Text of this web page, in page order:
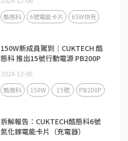
酷態科 6號電能卡片 65W快充
150W新成員駕到｜CUKTECH 酷
態科 推出15號行動電源 PB200P
2024-12-05
酷態科 150W 15號 PB200P
拆解報告：CUKTECH酷態科6號
氮化鎵電能卡片（充電器）